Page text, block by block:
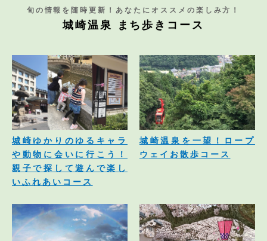
旬の情報を随時更新！あなたにオススメの楽しみ方！
城崎温泉 まち歩きコース
城崎ゆかりのゆるキャラ
や動物に会いに行こう！
親子で探して遊んで楽し
いふれあいコース
城崎温泉を一望！ロープ
ウェイお散歩コース